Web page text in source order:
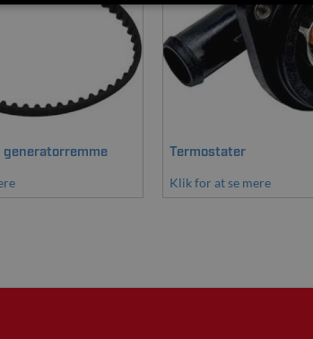
generatorremme Termostater
Klik for at se mere